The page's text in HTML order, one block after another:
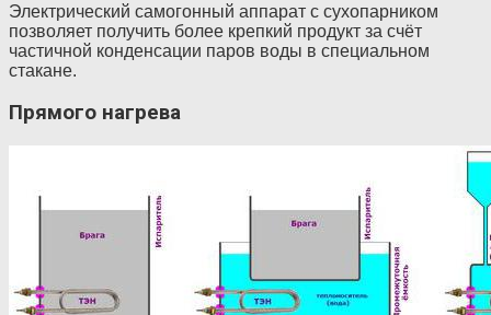
Электрический самогонный аппарат с сухопарником
позволяет получить более крепкий продукт за счёт
частичной конденсации паров воды в специальном
стакане.
Прямого нагрева